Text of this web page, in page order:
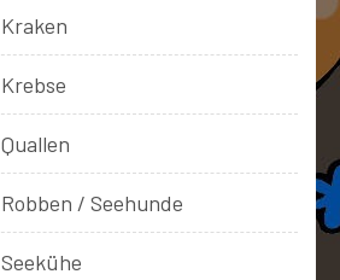
Kraken
Krebse
Quallen
Robben / Seehunde
Seekühe